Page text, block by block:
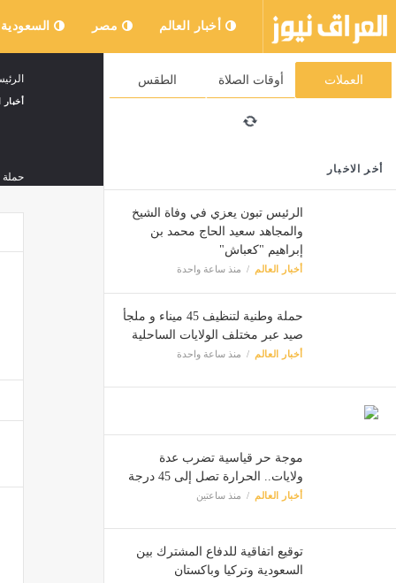
أخبار العالم مصر السعودية
العملات أوقات الصلاة الطقس
أخر الاخبار
الرئيس تبون يعزي في وفاة الشيخ
والمجاهد سعيد الحاج محمد بن
إبراهيم "كعباش"
أخبار العالم منذ ساعة واحدة
حملة وطنية لتنظيف 45 ميناء و ملجأ
صيد عبر مختلف الولايات الساحلية
أخبار العالم منذ ساعة واحدة
موجة حر قياسية تضرب عدة
ولايات.. الحرارة تصل إلى 45 درجة
أخبار العالم منذ ساعتين
توقيع اتفاقية للدفاع المشترك بين
السعودية وتركيا وباكستان
أخبار
حملة وطنية
وزير